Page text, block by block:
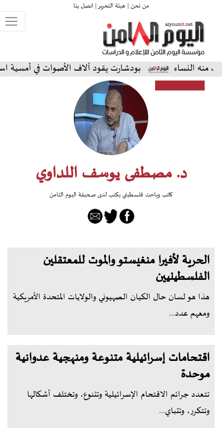
من نحن | هيئة التحرير |اتصل بنا
بودشارت يقود آلاف الأصوات في أمسية استثنائية
د. مصطفى يوسف اللداوي
كاتب وباحث فلسطيني يكتب لدى صحيفة اليوم الثامن
الحرية لأفيرا منغيستو والموت للمعتقلين
الفلسطينيين
هذا هو لسان حال الكيان الصهيوني والولايات المتحدة الأمريكية
ومعهم عدد...
اقتحامات إسرائيلية متنوعة ومنهجية عدوانية
موحدة
تتعدد جرائم الاقتحام الإسرائيلية وتتنوع، وتختلف أشكالها
وتتكرر، وتتباي...